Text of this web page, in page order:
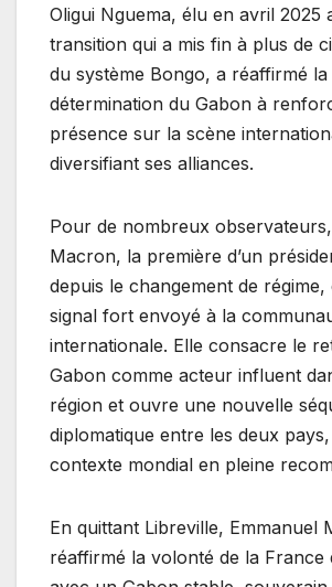
Oligui Nguema, élu en avril 2025
transition qui a mis fin à plus de
du système Bongo, a réaffirmé la
détermination du Gabon à
présence sur la scène
diversifiant ses alliances.
Pour de nombreux
Macron, la première d’un
depuis le changement de
signal fort envoyé à la
internationale. Elle consacre le
Gabon comme acteur influent
région et ouvre une nouvelle
diplomatique entre les deux
contexte mondial en pleine
En quittant Libreville, Emmanuel
réaffirmé la volonté de la France